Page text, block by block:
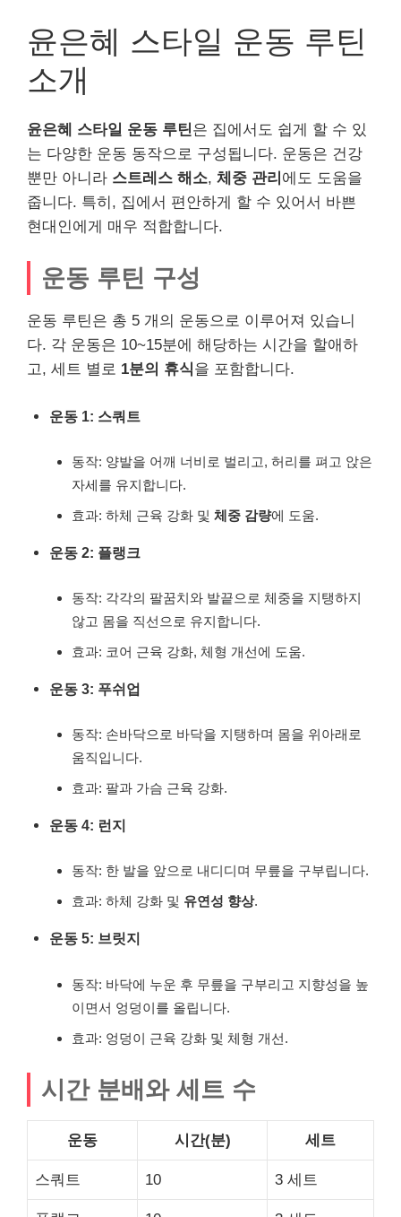
윤은혜 스타일 운동 루틴
소개
윤은혜 스타일 운동 루틴은 집에서도 쉽게 할 수 있
는 다양한 운동 동작으로 구성됩니다. 운동은 건강
뿐만 아니라 스트레스 해소, 체중 관리 에도 도움을
줍니다. 특히, 집에서 편안하게 할 수 있어서 바쁜
현대인에게 매우 적합합니다.
운동 루틴 구성
운동 루틴은 총 5 개의 운동으로 이루어져 있습니
다. 각 운동은 10~15분에 해당하는 시간을 할애하
고, 세트 별로 1분의 휴식을 포함합니다.
운동 1: 스쿼트
동작: 양발을 어깨 너비로 벌리고, 허리를 펴고 앉은
자세를 유지합니다.
효과: 하체 근육 강화 및 체중 감량에 도움.
운동 2: 플랭크
동작: 각각의 팔꿈치와 발끝으로 체중을 지탱하지
않고 몸을 직선으로 유지합니다.
효과: 코어 근육 강화, 체형 개선에 도움.
운동 3: 푸쉬업
동작: 손바닥으로 바닥을 지탱하며 몸을 위아래로
움직입니다.
효과: 팔과 가슴 근육 강화.
운동 4: 런지
동작: 한 발을 앞으로 내디디며 무릎을 구부립니다.
효과: 하체 강화 및 유연성 향상.
운동 5: 브릿지
동작: 바닥에 누운 후 무릎을 구부리고 지향성을 높
이면서 엉덩이를 올립니다.
효과: 엉덩이 근육 강화 및 체형 개선.
시간 분배와 세트 수
운동 시간(분) 세트
스쿼트 10 3 세트